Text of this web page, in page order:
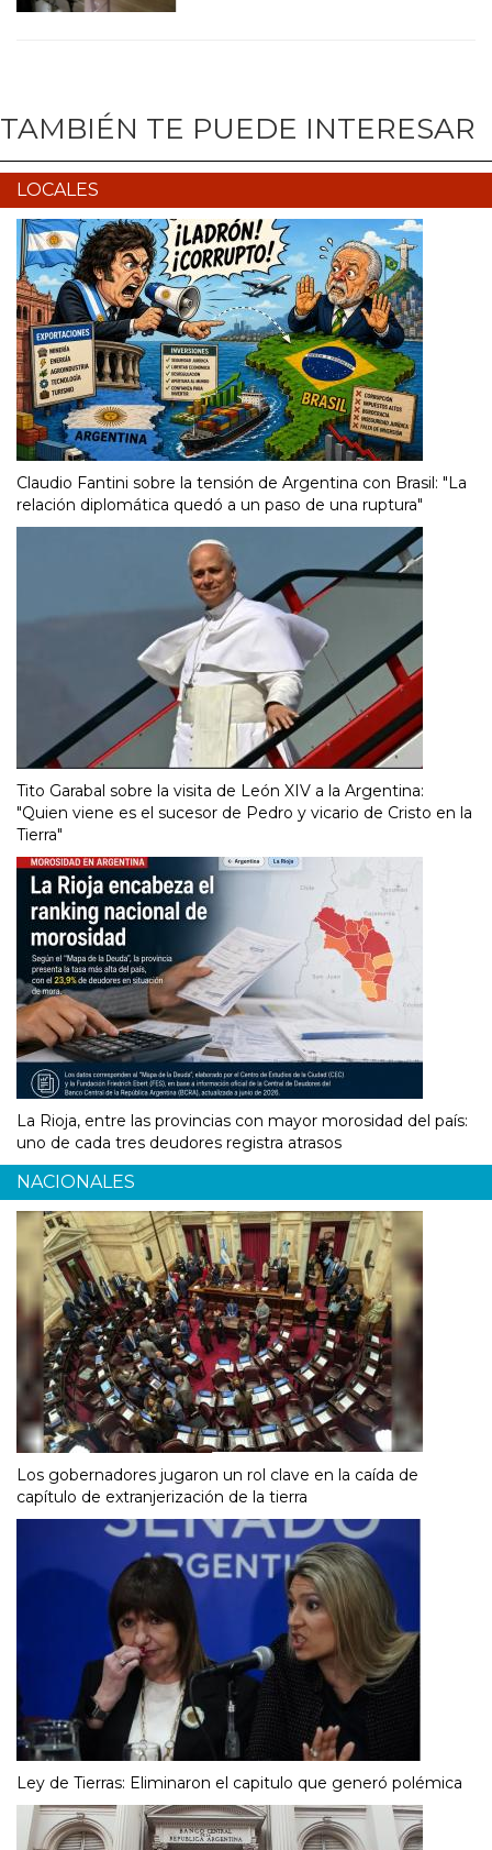
TAMBIÉN TE PUEDE INTERESAR
LOCALES
Claudio Fantini sobre la tensión de Argentina con Brasil: "La
relación diplomática quedó a un paso de una ruptura"
Tito Garabal sobre la visita de León XIV a la Argentina:
"Quien viene es el sucesor de Pedro y vicario de Cristo en la
Tierra"
La Rioja, entre las provincias con mayor morosidad del país:
uno de cada tres deudores registra atrasos
NACIONALES
Los gobernadores jugaron un rol clave en la caída de
capítulo de extranjerización de la tierra
Ley de Tierras: Eliminaron el capitulo que generó polémica